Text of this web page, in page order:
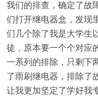
我们的排查，确定了故
们打开继电器盒，发现
们几个除了我是大学生
徒，原本要一个个对应
一系列的排除，只剩下
了雨刷继电器，排除了
让我更加坚定了学好我